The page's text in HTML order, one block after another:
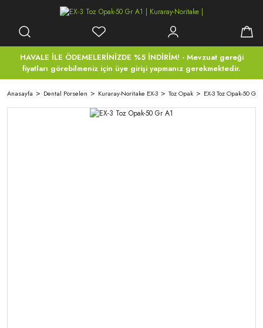
HAVALE İLE ÖDEMELERİNİZDE %5 İNDİRİM! - Mevzuat gereği
fiyatları görebilmeniz için üye girişi yapmanız gerekmektedir.
Anasayfa Dental Porselen Kuraray-Noritake EX-3 Toz Opak EX-3 Toz Opak-50 Gr